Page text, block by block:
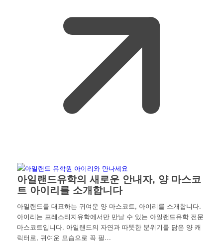
아일랜드유학의 새로운 안내자, 양 마스코
트 아이리를 소개합니다
아일랜드를 대표하는 귀여운 양 마스코트, 아이리를 소개합니다.
아이리는 프레스티지유학에서만 만날 수 있는 아일랜드유학 전문
마스코트입니다. 아일랜드의 자연과 따뜻한 분위기를 닮은 양 캐
릭터로, 귀여운 모습으로 꼭 필…